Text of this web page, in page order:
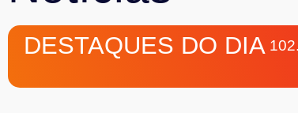
DESTAQUES DO DIA